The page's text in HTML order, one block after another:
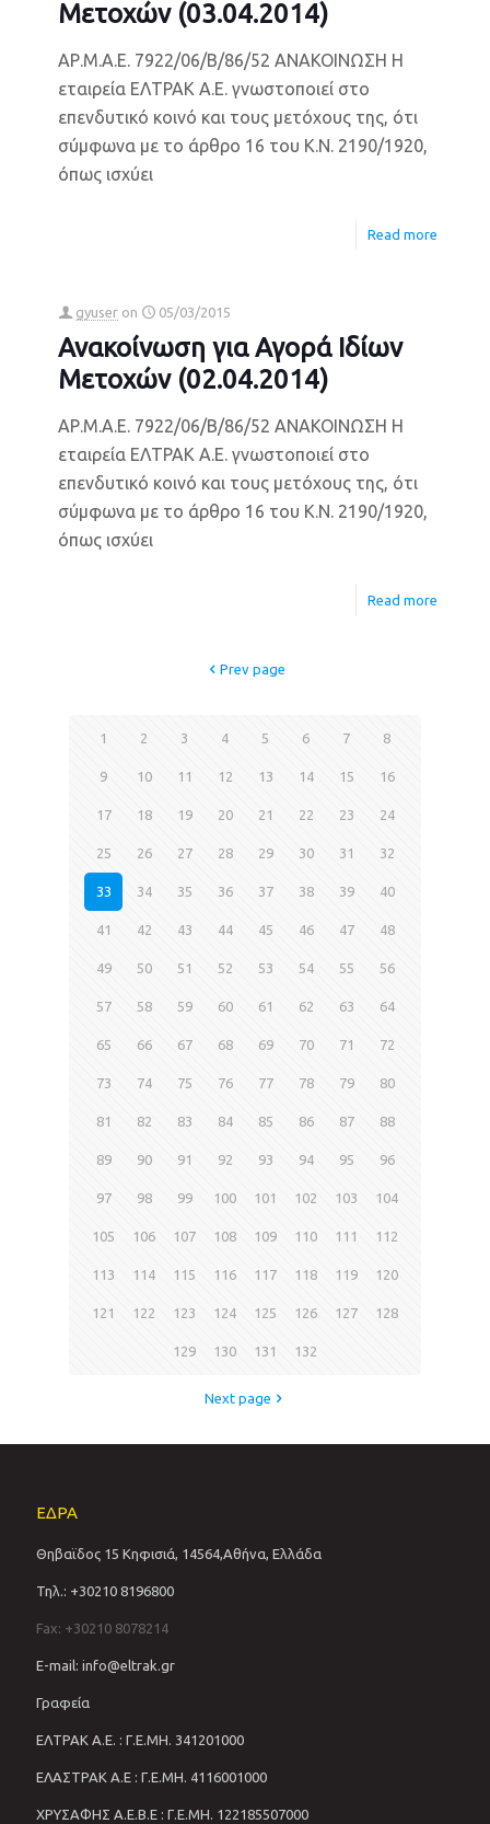
Μετοχών (03.04.2014)
ΑΡ.Μ.Α.Ε. 7922/06/Β/86/52 ΑΝΑΚΟΙΝΩΣΗ Η
εταιρεία ΕΛΤΡΑΚ Α.Ε. γνωστοποιεί στο
επενδυτικό κοινό και τους μετόχους της, ότι
σύμφωνα με το άρθρο 16 του Κ.Ν. 2190/1920,
όπως ισχύει
Read more
gyuser on 05/03/2015
Ανακοίνωση για Αγορά Ιδίων
Μετοχών (02.04.2014)
ΑΡ.Μ.Α.Ε. 7922/06/Β/86/52 ΑΝΑΚΟΙΝΩΣΗ Η
εταιρεία ΕΛΤΡΑΚ Α.Ε. γνωστοποιεί στο
επενδυτικό κοινό και τους μετόχους της, ότι
σύμφωνα με το άρθρο 16 του Κ.Ν. 2190/1920,
όπως ισχύει
Read more
Prev page
1 2 3 4 5 6 7 8
9 10 11 12 13 14 15 16
17 18 19 20 21 22 23 24
25 26 27 28 29 30 31 32
33 34 35 36 37 38 39 40
41 42 43 44 45 46 47 48
49 50 51 52 53 54 55 56
57 58 59 60 61 62 63 64
65 66 67 68 69 70 71 72
73 74 75 76 77 78 79 80
81 82 83 84 85 86 87 88
89 90 91 92 93 94 95 96
97 98 99 100 101 102 103 104
105 106 107 108 109 110 111 112
113 114 115 116 117 118 119 120
121 122 123 124 125 126 127 128
129 130 131 132
Next page
ΕΔΡΑ
Θηβαϊδος 15 Κηφισιά, 14564,Αθήνα, Ελλάδα
Τηλ.: +30210 8196800
Fax: +30210 8078214
E-mail: info@eltrak.gr
Γραφεία
ΕΛΤΡΑΚ Α.Ε. : Γ.Ε.ΜΗ. 341201000
ΕΛΑΣΤΡΑΚ Α.Ε : Γ.Ε.ΜΗ. 4116001000
ΧΡΥΣΑΦΗΣ Α.Ε.Β.Ε : Γ.Ε.ΜΗ. 122185507000